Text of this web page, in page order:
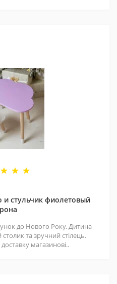
и стульчик фиолетовый
до Нового Року. Дитина
та зручний стілець.
магазинові..